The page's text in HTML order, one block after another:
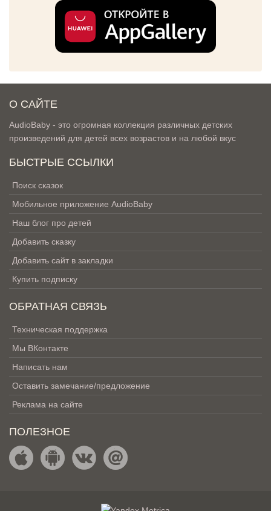
О САЙТЕ
AudioBaby - это огромная коллекция различных детских
произведений для детей всех возрастов и на любой вкус
БЫСТРЫЕ ССЫЛКИ
Поиск сказок
Мобильное приложение AudioBaby
Наш блог про детей
Добавить сказку
Добавить сайт в закладки
Купить подписку
ОБРАТНАЯ СВЯЗЬ
Техническая поддержка
Мы ВКонтакте
Написать нам
Оставить замечание/предложение
Реклама на сайте
ПОЛЕЗНОЕ